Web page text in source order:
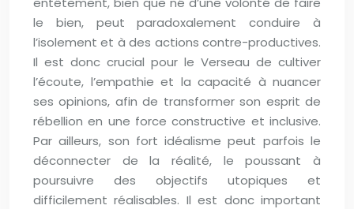
le bien, peut paradoxalement conduire à
l’isolement et à des actions contre-productives.
Il est donc crucial pour le Verseau de cultiver
l’écoute, l’empathie et la capacité à nuancer
ses opinions, afin de transformer son esprit de
rébellion en une force constructive et inclusive.
Par ailleurs, son fort idéalisme peut parfois le
déconnecter de la réalité, le poussant à
poursuivre des objectifs utopiques et
difficilement réalisables. Il est donc important